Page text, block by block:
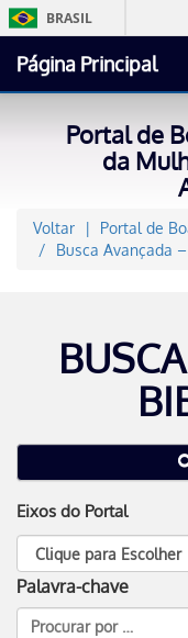
BRASIL
Página Principal
Portal de
da
Voltar
Portal de
Busca Avançada
Eixos do Portal
Palavra-chave